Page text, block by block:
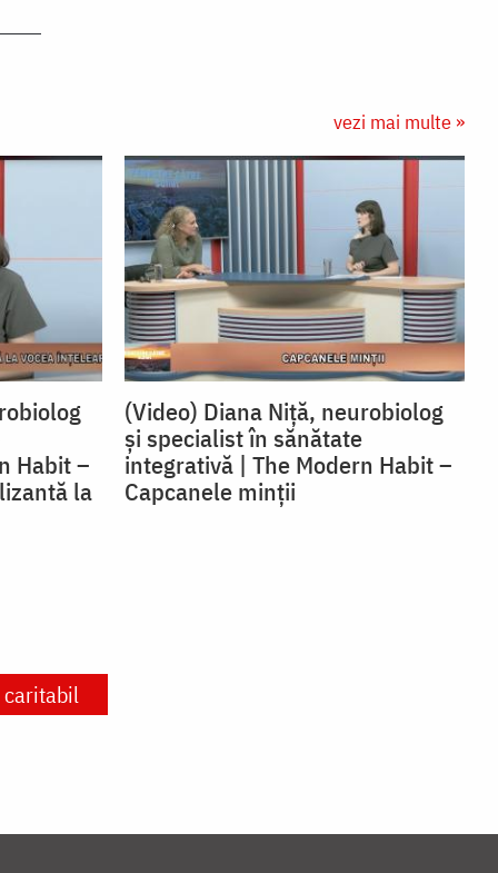
vezi mai multe »
Habit –
la
(Video) Diana Niță, neurobiolog
și specialist în sănătate
integrativă | The Modern Habit –
Capcanele minții
caritabil